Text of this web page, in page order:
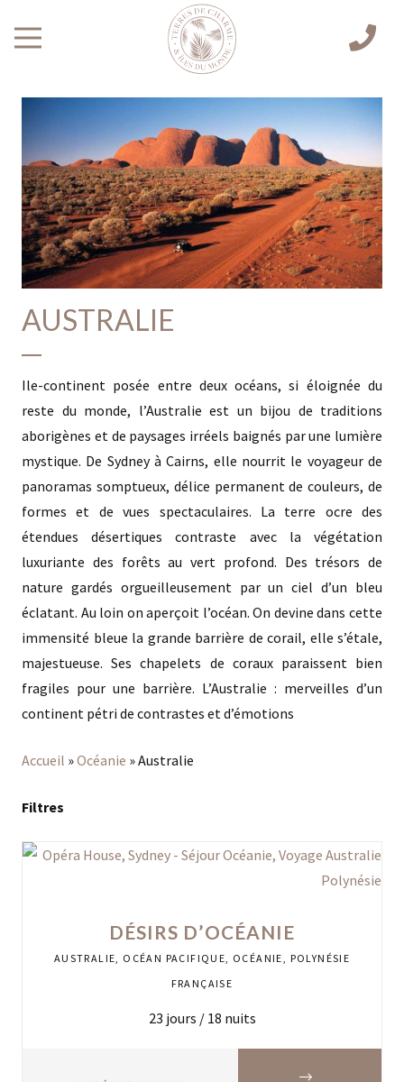
AUSTRALIE
Ile-continent posée entre deux océans, si éloignée du
reste du monde, l’Australie est un bijou de traditions
aborigènes et de paysages irréels baignés par une lumière
mystique. De Sydney à Cairns, elle nourrit le voyageur de
panoramas somptueux, délice permanent de couleurs, de
formes et de vues spectaculaires. La terre ocre des
étendues désertiques contraste avec la végétation
luxuriante des forêts au vert profond. Des trésors de
nature gardés orgueilleusement par un ciel d’un bleu
éclatant. Au loin on aperçoit l’océan. On devine dans cette
immensité bleue la grande barrière de corail, elle s’étale,
majestueuse. Ses chapelets de coraux paraissent bien
fragiles pour une barrière. L’Australie : merveilles d’un
continent pétri de contrastes et d’émotions
Accueil »Océanie »Australie
Filtres
DÉSIRS D’OCÉANIE
AUSTRALIE, OCÉAN PACIFIQUE, OCÉANIE, POLYNÉSIE
FRANÇAISE
23 jours / 18 nuits